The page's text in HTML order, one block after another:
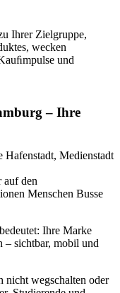
Ihrer Zielgruppe,
wecken
und
– Ihre
Hafenstadt, Medienstadt
auf den
Menschen Busse
Ihre Marke
– sichtbar, mobil und
nicht wegschalten oder